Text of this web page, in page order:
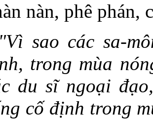
nàn, phê phán,
sao các sa-
trong mùa
du sĩ ngoại
cố định trong